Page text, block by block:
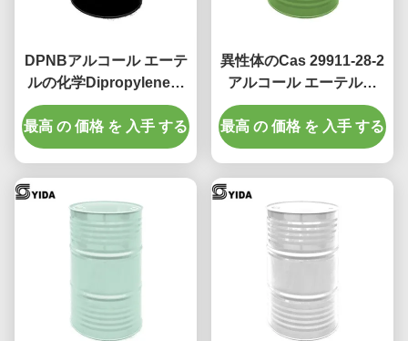
DPNBアルコール エーテ
ルの化学Dipropyleneの
グリコールのブチルのエ
ーテル29911-28-2のブチ
ルのプロピレンの
最高 の 価格 を 入手 する
異性体のCas 29911-28-2
アルコール エーテルの
DiPropyleneのグリコー
ルのブチルのエーテル
99% M Ixture
最高 の 価格 を 入手 する